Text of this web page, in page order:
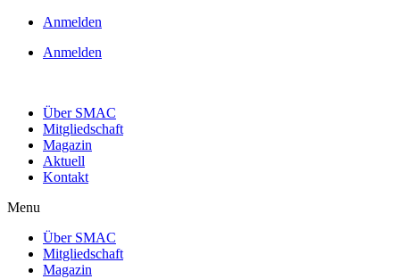
Anmelden
Anmelden
Über SMAC
Mitgliedschaft
Magazin
Aktuell
Kontakt
Menu
Über SMAC
Mitgliedschaft
Magazin